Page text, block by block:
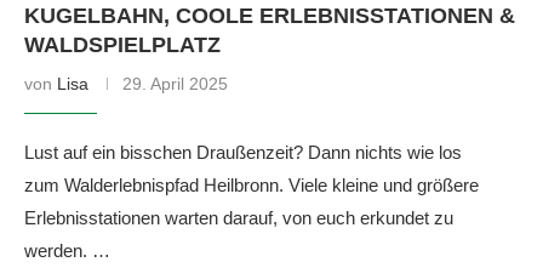
KUGELBAHN, COOLE ERLEBNISSTATIONEN &
WALDSPIELPLATZ
von Lisa 29. April 2025
Lust auf ein bisschen Draußenzeit? Dann nichts wie los
zum Walderlebnispfad Heilbronn. Viele kleine und größere
Erlebnisstationen warten darauf, von euch erkundet zu
werden. …